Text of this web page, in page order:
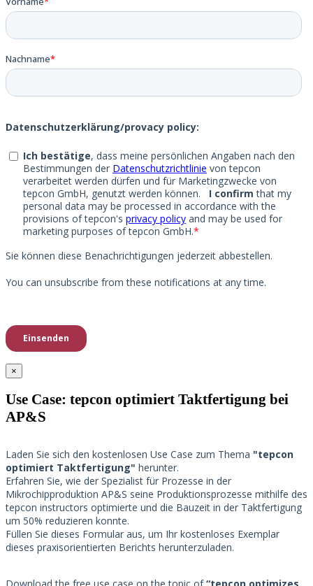
×
Use Case: tepcon optimiert Taktfertigung bei
AP&S​